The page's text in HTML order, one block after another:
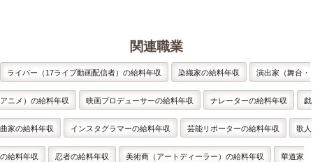
関連職業
ライバー（17ライブ動画配信者）の給料年収 染織家の給料年収 演出家（舞台・
アニメ）の給料年収 映画プロデューサーの給料年収 ナレーターの給料年収 戯
曲家の給料年収 インスタグラマーの給料年収 芸能リポーターの給料年収 歌人
の給料年収 忍者の給料年収 美術商（アートディーラー）の給料年収 華道家